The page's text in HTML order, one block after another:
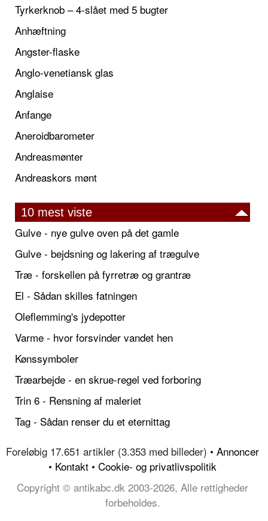
Tyrkerknob – 4-slået med 5 bugter
Anhæftning
Angster-flaske
Anglo-venetiansk glas
Anglaise
Anfange
Aneroidbarometer
Andreasmønter
Andreaskors mønt
10 mest viste
Gulve - nye gulve oven på det gamle
Gulve - bejdsning og lakering af trægulve
Træ - forskellen på fyrretræ og grantræ
El - Sådan skilles fatningen
Oleflemming's jydepotter
Varme - hvor forsvinder vandet hen
Kønssymboler
Træarbejde - en skrue-regel ved forboring
Trin 6 - Rensning af maleriet
Tag - Sådan renser du et eternittag
Foreløbig 17.651 artikler (3.353 med billeder) • Annoncer
• Kontakt • Cookie- og privatlivspolitik
Copyright © antikabc.dk 2003-2026, Alle rettigheder
forbeholdes.